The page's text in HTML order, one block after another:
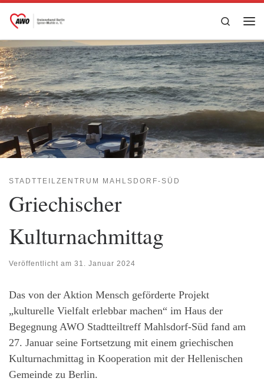
Zum Inhalt springen
Search
STADTTEILZENTRUM MAHLSDORF-SÜD
Griechischer
Kulturnachmittag
Veröffentlicht am 31. Januar 2024
Das von der Aktion Mensch geförderte Projekt
„kulturelle Vielfalt erlebbar machen“ im Haus der
Begegnung AWO Stadtteiltreff Mahlsdorf-Süd fand am
27. Januar seine Fortsetzung mit einem griechischen
Kulturnachmittag in Kooperation mit der Hellenischen
Gemeinde zu Berlin.